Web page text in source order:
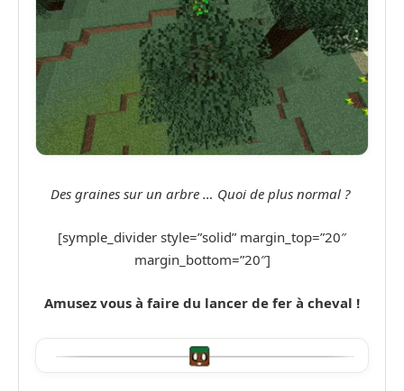
Des graines sur un arbre … Quoi de plus normal ?
[symple_divider style=”solid” margin_top=”20″
margin_bottom=”20″]
Amusez vous à faire du lancer de fer à cheval !